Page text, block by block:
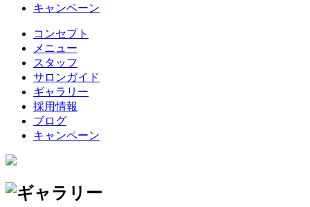
キャンペーン
コンセプト
メニュー
スタッフ
サロンガイド
ギャラリー
採用情報
ブログ
キャンペーン